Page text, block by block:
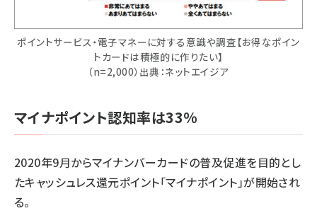
ポイントサービス・電子マネーに対する意識や調査【お得なポイン
トカードは積極的に作りたい】
（n=2,000）出典：ネットエイジア
マイナポイント認知率は33%
2020年9月からマイナンバーカードの普及促進を目的とし
たキャッシュレス還元ポイント「マイナポイント」が開始され
る。